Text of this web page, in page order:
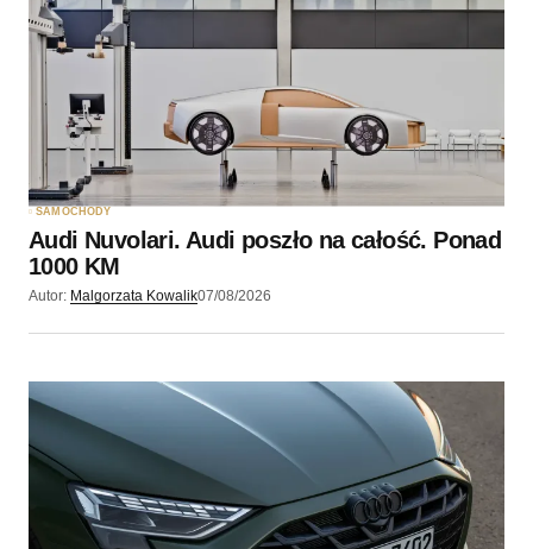
Twoję imię*
Twój adres e-mail
Zapamiętaj moje dane w tej przeglądarce podczas
pisania kolejnych komentarzy.
Wyślij komentarz
SAMOCHODY
Audi Nuvolari. Audi poszło na całość. Ponad
1000 KM
Autor: Malgorzata Kowalik07/08/2026